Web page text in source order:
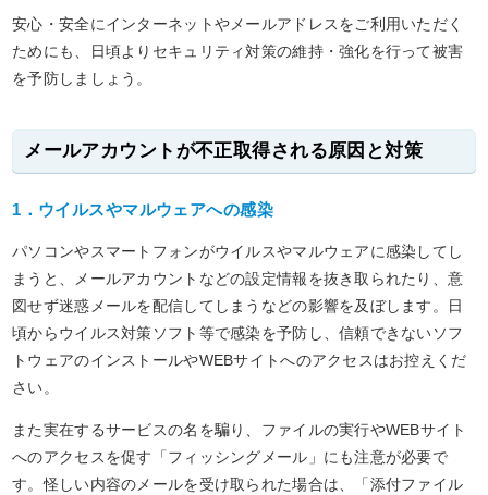
安心・安全にインターネットやメールアドレスをご利用いただく
ためにも、日頃よりセキュリティ対策の維持・強化を行って被害
を予防しましょう。
メールアカウントが不正取得される原因と対策
1．ウイルスやマルウェアへの感染
パソコンやスマートフォンがウイルスやマルウェアに感染してし
まうと、メールアカウントなどの設定情報を抜き取られたり、意
図せず迷惑メールを配信してしまうなどの影響を及ぼします。日
頃からウイルス対策ソフト等で感染を予防し、信頼できないソフ
トウェアのインストールやWEBサイトへのアクセスはお控えくだ
さい。
また実在するサービスの名を騙り、ファイルの実行やWEBサイト
へのアクセスを促す「フィッシングメール」にも注意が必要で
す。怪しい内容のメールを受け取られた場合は、「添付ファイル